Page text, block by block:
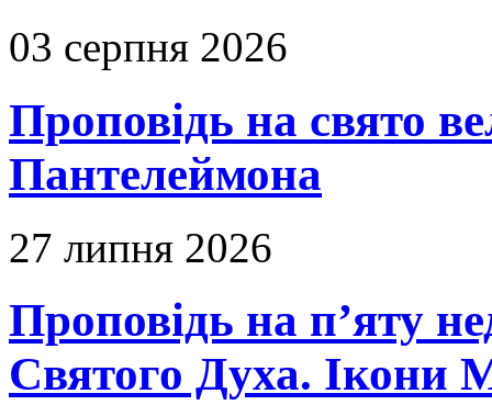
03 серпня 2026
Проповідь на свято
Пантелеймона
27 липня 2026
Проповідь на п’яту
Святого Духа. Ікони